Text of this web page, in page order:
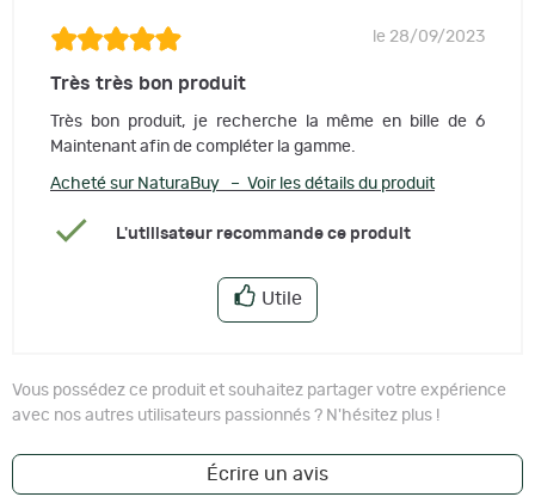
le 28/09/2023
Très très bon produit
Très bon produit, je recherche la même en bille de 6
Maintenant afin de compléter la gamme.
Acheté sur NaturaBuy – Voir les détails du produit
L'utilisateur recommande ce produit
Utile
Vous possédez ce produit et souhaitez partager votre expérience
avec nos autres utilisateurs passionnés ? N'hésitez plus !
Écrire un avis